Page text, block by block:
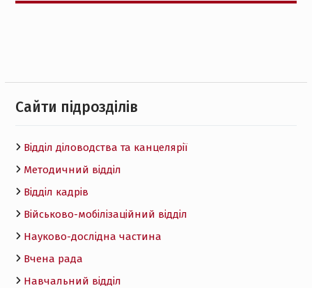
Cайти підрозділів
Відділ діловодства та канцелярії
Методичний відділ
Відділ кадрів
Військово-мобілізаційний відділ
Науково-дослідна частина
Вчена рада
Навчальний відділ